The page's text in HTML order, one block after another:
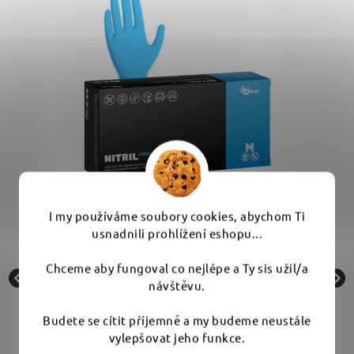
I my používáme soubory cookies, abychom Ti
usnadnili prohlížení eshopu...
Chceme aby fungoval co nejlépe a Ty sis užil/a
návštěvu.
Budete se cítit příjemně a my budeme neustále
vylepšovat jeho funkce.
extra silné (balení 100 ks)
Skladem
229 Kč